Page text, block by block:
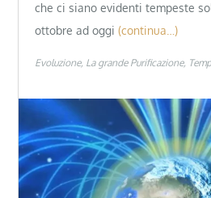
che ci siano evidenti tempeste
ottobre ad oggi (continua…)
Evoluzione La grande Purificazione